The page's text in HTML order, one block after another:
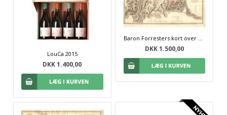
LouCa 2015
DKK 1.400,00
Baron Forresters kort over Dourodalen fra 1843 - indrammet
DKK 1.500,00